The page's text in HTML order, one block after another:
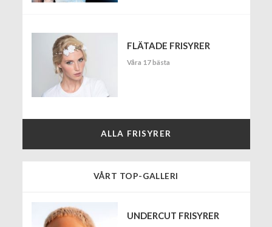
FLÄTADE FRISYRER
Våra 17 bästa
ALLA FRISYRER
VÅRT TOP-GALLERI
UNDERCUT FRISYRER